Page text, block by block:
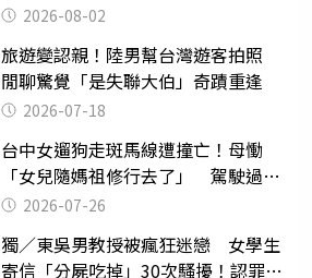
2026-08-02
旅遊變認親！陸男幫台灣遊客拍照
閒聊驚覺「是失聯大伯」奇蹟重逢
2026-07-18
台中女遛狗走斑馬線遭撞亡！母慟
「女兒隨媽祖修行去了」 駕駛過失
致死判9月
2026-07-26
獨／東吳男教授被瘋狂迷戀 女學生
寄信「分屍吃掉」30次騷擾！認罪免